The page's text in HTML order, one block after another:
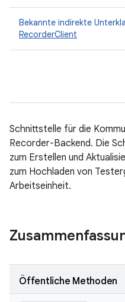
Bekannte indirekte
RecorderClient
Schnittstelle für die
Recorder-Backend. Die
zum Erstellen und
zum Hochladen von
Arbeitseinheit.
Öffentliche Methoden